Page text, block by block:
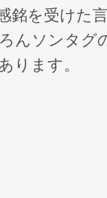
銘を受けた
んソンタグ
ります。